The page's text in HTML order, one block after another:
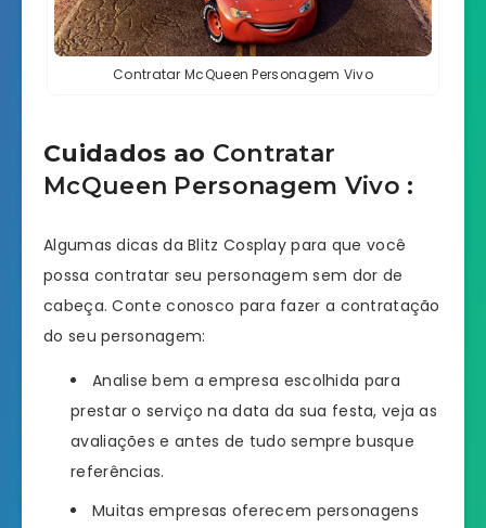
Contratar McQueen Personagem Vivo
Cuidados ao Contratar
McQueen Personagem Vivo :
Algumas dicas da Blitz Cosplay para que você
possa contratar seu personagem sem dor de
cabeça. Conte conosco para fazer a contratação
do seu personagem:
Analise bem a empresa escolhida para
prestar o serviço na data da sua festa, veja as
avaliações e antes de tudo sempre busque
referências.
Muitas empresas oferecem personagens